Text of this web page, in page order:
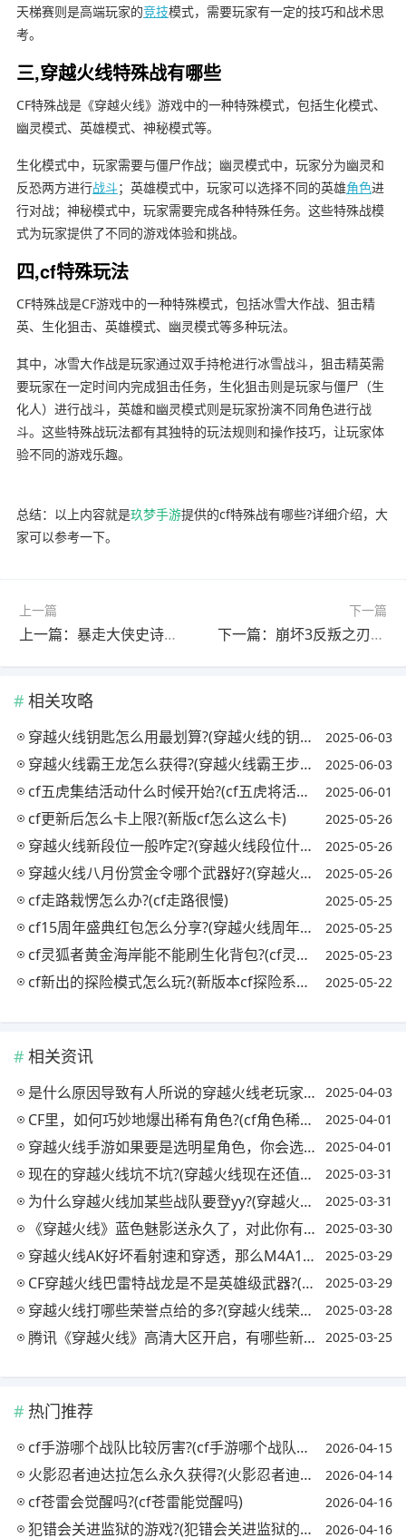
天梯赛则是高端玩家的竞技模式，需要玩家有一定的技巧和战术思
考。
三,穿越火线特殊战有哪些
CF特殊战是《穿越火线》游戏中的一种特殊模式，包括生化模式、
幽灵模式、英雄模式、神秘模式等。
生化模式中，玩家需要与僵尸作战；幽灵模式中，玩家分为幽灵和
反恐两方进行战斗；英雄模式中，玩家可以选择不同的英雄角色进
行对战；神秘模式中，玩家需要完成各种特殊任务。这些特殊战模
式为玩家提供了不同的游戏体验和挑战。
四,cf特殊玩法
CF特殊战是CF游戏中的一种特殊模式，包括冰雪大作战、狙击精
英、生化狙击、英雄模式、幽灵模式等多种玩法。
其中，冰雪大作战是玩家通过双手持枪进行冰雪战斗，狙击精英需
要玩家在一定时间内完成狙击任务，生化狙击则是玩家与僵尸（生
化人）进行战斗，英雄和幽灵模式则是玩家扮演不同角色进行战
斗。这些特殊战玩法都有其独特的玩法规则和操作技巧，让玩家体
验不同的游戏乐趣。
总结：以上内容就是玖梦手游提供的cf特殊战有哪些?详细介绍，大
家可以参考一下。
上一篇
上一篇：暴走大侠史诗器魂石怎么获得?(暴走大侠史诗器魂石怎么获得视频)
下一篇
下一篇：崩坏3反叛之刃圣痕和苍月魔龙(崩坏3反叛之刃圣痕和苍月魔龙哪个强)
相关攻略
穿越火线钥匙怎么用最划算?(穿越火线的钥匙怎么用) 2025-06-03
穿越火线霸王龙怎么获得?(穿越火线霸王步怎么走) 2025-06-03
cf五虎集结活动什么时候开始?(cf五虎将活动什么时候出) 2025-06-01
cf更新后怎么卡上限?(新版cf怎么这么卡) 2025-05-26
穿越火线新段位一般咋定?(穿越火线段位什么时候重置) 2025-05-26
穿越火线八月份赏金令哪个武器好?(穿越火线最新赏金令什么时候结束) 2025-05-26
cf走路栽愣怎么办?(cf走路很慢) 2025-05-25
cf15周年盛典红包怎么分享?(穿越火线周年庆红包) 2025-05-25
cf灵狐者黄金海岸能不能刷生化背包?(cf灵狐者黄金海岸是皮肤还是角色) 2025-05-23
cf新出的探险模式怎么玩?(新版本cf探险系统在哪里) 2025-05-22
相关资讯
是什么原因导致有人所说的穿越火线老玩家越来越少了?(穿越火线为什么玩的人少了) 2025-04-03
CF里，如何巧妙地爆出稀有角色?(cf角色稀有度排名) 2025-04-01
穿越火线手游如果要是选明星角色，你会选择谁?(穿越火线手游明星人物) 2025-04-01
现在的穿越火线坑不坑?(穿越火线现在还值得玩吗) 2025-03-31
为什么穿越火线加某些战队要登yy?(穿越火线为什么打不了战队赛) 2025-03-31
《穿越火线》蓝色魅影送永久了，对此你有什么看法?(cfevo蓝色魅影活动) 2025-03-30
穿越火线AK好坏看射速和穿透，那么M4A1看的是什么呢?(cf中的ak和m4) 2025-03-29
CF穿越火线巴雷特战龙是不是英雄级武器?(穿越火线巴雷特战龙怎么样) 2025-03-29
穿越火线打哪些荣誉点给的多?(穿越火线荣誉点排行榜) 2025-03-28
腾讯《穿越火线》高清大区开启，有哪些新内容值得玩家期待的呢? 2025-03-25
热门推荐
cf手游哪个战队比较厉害?(cf手游哪个战队最强) 2026-04-15
火影忍者迪达拉怎么永久获得?(火影忍者迪达拉怎么获取) 2026-04-14
cf苍雷会觉醒吗?(cf苍雷能觉醒吗) 2026-04-16
犯错会关进监狱的游戏?(犯错会关进监狱的游戏吗) 2026-04-16